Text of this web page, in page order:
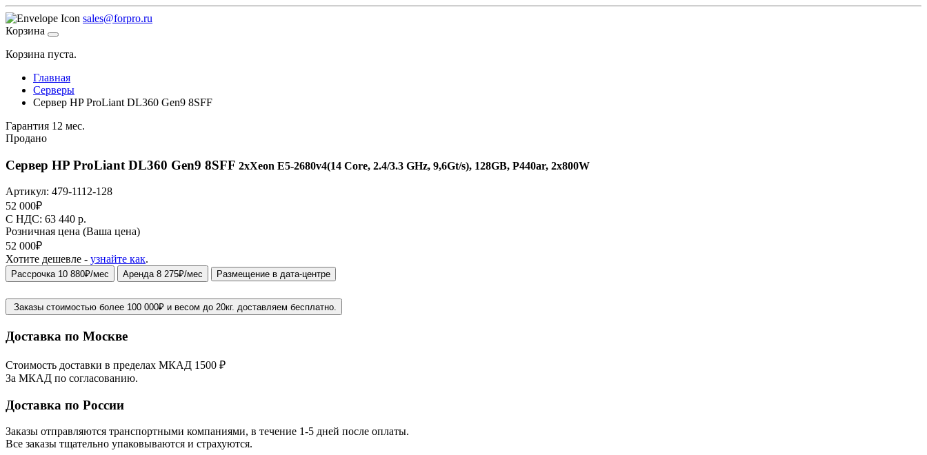
sales@forpro.ru
Корзина
Корзина пуста.
Главная
Серверы
Сервер HP ProLiant DL360 Gen9 8SFF
Гарантия 12 мес.
Продано
Сервер HP ProLiant DL360 Gen9 8SFF 2xXeon E5-2680v4(14 Core, 2.4/3.3 GHz, 9,6Gt/s), 128GB, P440ar, 2x800W
Артикул: 479-1112-128
52 000₽
C НДС: 63 440 р.
Розничная цена (Ваша цена)
52 000₽
Хотите дешевле - узнайте как.
Рассрочка 10 880₽/мес Аренда 8 275₽/мес Размещение в дата-центре
Заказы стоимостью более 100 000₽ и весом до 20кг. доставляем бесплатно.
Доставка по Москве
Стоимость доставки в пределах МКАД 1500 ₽
За МКАД по согласованию.
Доставка по России
Заказы отправляются транспортными компаниями, в течение 1-5 дней после оплаты.
Все заказы тщательно упаковываются и страхуются.